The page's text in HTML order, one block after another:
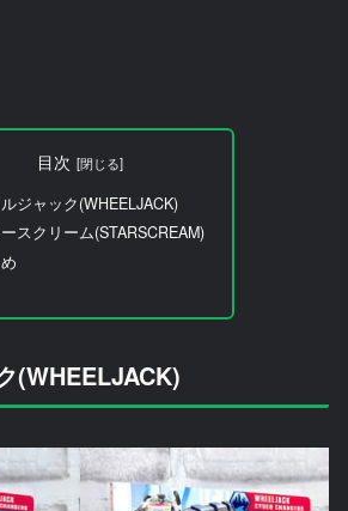
目次
ジャック(WHEELJACK)
スクリーム(STARSCREAM)
(WHEELJACK)